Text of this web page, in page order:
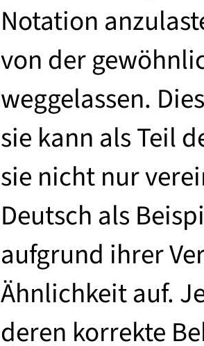
Notation
von der
weggelassen.
sie kann als Teil
sie nicht nur
Deutsch als
aufgrund ihrer
Ähnlichkeit auf.
deren korrekte